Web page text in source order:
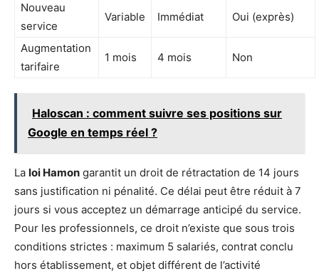
Nouveau
service
Variable Immédiat Oui (exprès)
Augmentation
tarifaire
1 mois 4 mois Non
Haloscan : comment suivre ses positions sur
Google en temps réel ?
La loi Hamon garantit un droit de rétractation de 14 jours
sans justification ni pénalité. Ce délai peut être réduit à 7
jours si vous acceptez un démarrage anticipé du service.
Pour les professionnels, ce droit n’existe que sous trois
conditions strictes : maximum 5 salariés, contrat conclu
hors établissement, et objet différent de l’activité